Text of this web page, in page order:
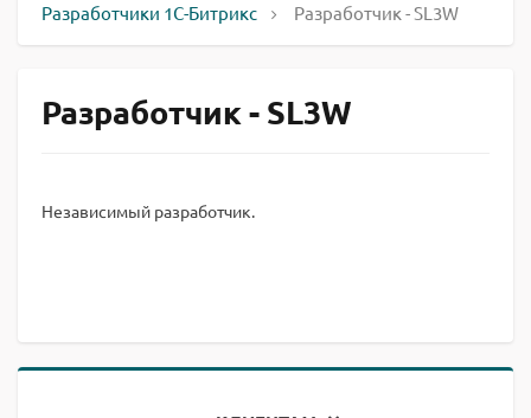
Разработчики 1С-Битрикс Разработчик - SL3W
Разработчик - SL3W
Независимый разработчик.